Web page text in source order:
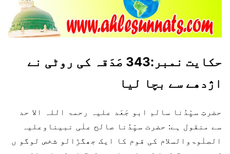
حکایت نمبر:343 صَدَقہ کی روٹی نے
اژدھے سے بچا لیا
حضرتِ سیِّدُنا سالم ابو جَعَد علیہ رحمۃ اللہ الا حد
سے منقول ہے: حضرت سیِّدُنا صالح علٰی نبیناوعلیہ
الصلٰوۃوالسلام کی قوم کا ایک جھگڑالو شخص لوگو ں